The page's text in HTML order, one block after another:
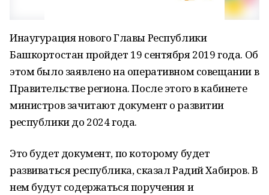
Инаугурация нового Главы Республики
Башкортостан пройдет 19 сентября 2019 года. Об
этом было заявлено на оперативном совещании в
Правительстве региона. После этого в кабинете
министров зачитают документ о развитии
республики до 2024 года.
Это будет документ, по которому будет
развиваться республика, сказал Радий Хабиров. В
нем будут содержаться поручения и